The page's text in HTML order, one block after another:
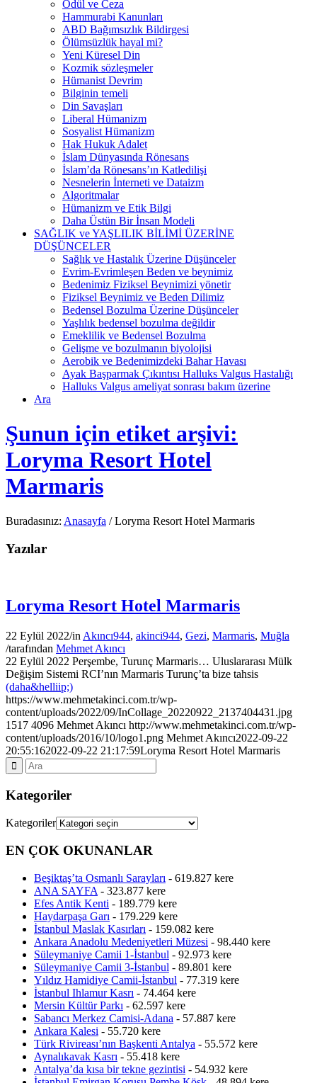
Ödül ve Ceza
Hammurabi Kanunları
ABD Bağımsızlık Bildirgesi
Ölümsüzlük hayal mi?
Yeni Küresel Din
Kozmik sözleşmeler
Hümanist Devrim
Bilginin temeli
Din Savaşları
Liberal Hümanizm
Sosyalist Hümanizm
Hak Hukuk Adalet
İslam Dünyasında Rönesans
İslam’da Rönesans’ın Katledilişi
Nesnelerin İnterneti ve Dataizm
Algoritmalar
Hümanizm ve Etik Bilgi
Daha Üstün Bir İnsan Modeli
SAĞLIK ve YAŞLILIK BİLİMİ ÜZERİNE
DÜŞÜNCELER
Sağlık ve Hastalık Üzerine Düşünceler
Evrim-Evrimleşen Beden ve beynimiz
Bedenimiz Fiziksel Beynimizi yönetir
Fiziksel Beynimiz ve Beden Dilimiz
Bedensel Bozulma Üzerine Düşünceler
Yaşlılık bedensel bozulma değildir
Emeklilik ve Bedensel Bozulma
Gelişme ve bozulmanın biyolojisi
Aerobik ve Bedenimizdeki Bahar Havası
Ayak Başparmak Çıkıntısı Halluks Valgus Hastalığı
Halluks Valgus ameliyat sonrası bakım üzerine
Ara
Şunun için etiket arşivi:
Loryma Resort Hotel
Marmaris
Buradasınız: Anasayfa / Loryma Resort Hotel Marmaris
Yazılar
Loryma Resort Hotel Marmaris
22 Eylül 2022/in Akıncı944, akinci944, Gezi, Marmaris, Muğla
/tarafından Mehmet Akıncı
22 Eylül 2022 Perşembe, Turunç Marmaris… Uluslararası Mülk
Değişim Sistemi RCI’nın Marmaris Turunç’ta bize tahsis
(daha&helliip;)
https://www.mehmetakinci.com.tr/wp-
content/uploads/2022/09/InCollage_20220922_2137404431.jpg
1517 4096 Mehmet Akıncı http://www.mehmetakinci.com.tr/wp-
content/uploads/2016/10/logo1.png Mehmet Akıncı2022-09-22
20:55:162022-09-22 21:17:59Loryma Resort Hotel Marmaris
Kategoriler
Kategoriler
EN ÇOK OKUNANLAR
Beşiktaş’ta Osmanlı Sarayları - 619.827 kere
ANA SAYFA - 323.877 kere
Efes Antik Kenti - 189.779 kere
Haydarpaşa Garı - 179.229 kere
İstanbul Maslak Kasırları - 159.082 kere
Ankara Anadolu Medeniyetleri Müzesi - 98.440 kere
Süleymaniye Camii 1-İstanbul - 92.973 kere
Süleymaniye Camii 3-İstanbul - 89.801 kere
Yıldız Hamidiye Camii-İstanbul - 77.319 kere
İstanbul Ihlamur Kasrı - 74.464 kere
Mersin Kültür Parkı - 62.597 kere
Sabancı Merkez Camisi-Adana - 57.887 kere
Ankara Kalesi - 55.720 kere
Türk Rivireası’nın Başkenti Antalya - 55.572 kere
Aynalıkavak Kasrı - 55.418 kere
Antalya’da kısa bir tekne gezintisi - 54.932 kere